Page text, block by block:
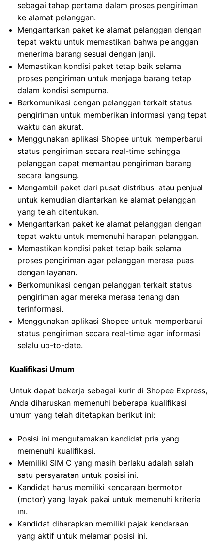
sebagai tahap pertama dalam proses pengiriman
ke alamat pelanggan.
Mengantarkan paket ke alamat pelanggan dengan
tepat waktu untuk memastikan bahwa pelanggan
menerima barang sesuai dengan janji.
Memastikan kondisi paket tetap baik selama
proses pengiriman untuk menjaga barang tetap
dalam kondisi sempurna.
Berkomunikasi dengan pelanggan terkait status
pengiriman untuk memberikan informasi yang tepat
waktu dan akurat.
Menggunakan aplikasi Shopee untuk memperbarui
status pengiriman secara real-time sehingga
pelanggan dapat memantau pengiriman barang
secara langsung.
Mengambil paket dari pusat distribusi atau penjual
untuk kemudian diantarkan ke alamat pelanggan
yang telah ditentukan.
Mengantarkan paket ke alamat pelanggan dengan
tepat waktu untuk memenuhi harapan pelanggan.
Memastikan kondisi paket tetap baik selama
proses pengiriman agar pelanggan merasa puas
dengan layanan.
Berkomunikasi dengan pelanggan terkait status
pengiriman agar mereka merasa tenang dan
terinformasi.
Menggunakan aplikasi Shopee untuk memperbarui
status pengiriman secara real-time agar informasi
selalu up-to-date.
Kualifikasi Umum
Untuk dapat bekerja sebagai kurir di Shopee Express,
Anda diharuskan memenuhi beberapa kualifikasi
umum yang telah ditetapkan berikut ini:
Posisi ini mengutamakan kandidat pria yang
memenuhi kualifikasi.
Memiliki SIM C yang masih berlaku adalah salah
satu persyaratan untuk posisi ini.
Kandidat harus memiliki kendaraan bermotor
(motor) yang layak pakai untuk memenuhi kriteria
ini.
Kandidat diharapkan memiliki pajak kendaraan
yang aktif untuk melamar posisi ini.